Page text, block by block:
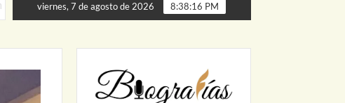
Puerta de Palmillas ARRANCA JAPAM EL PROGRAMA
viernes, 7 de agosto de 2026 8:38:17 PM